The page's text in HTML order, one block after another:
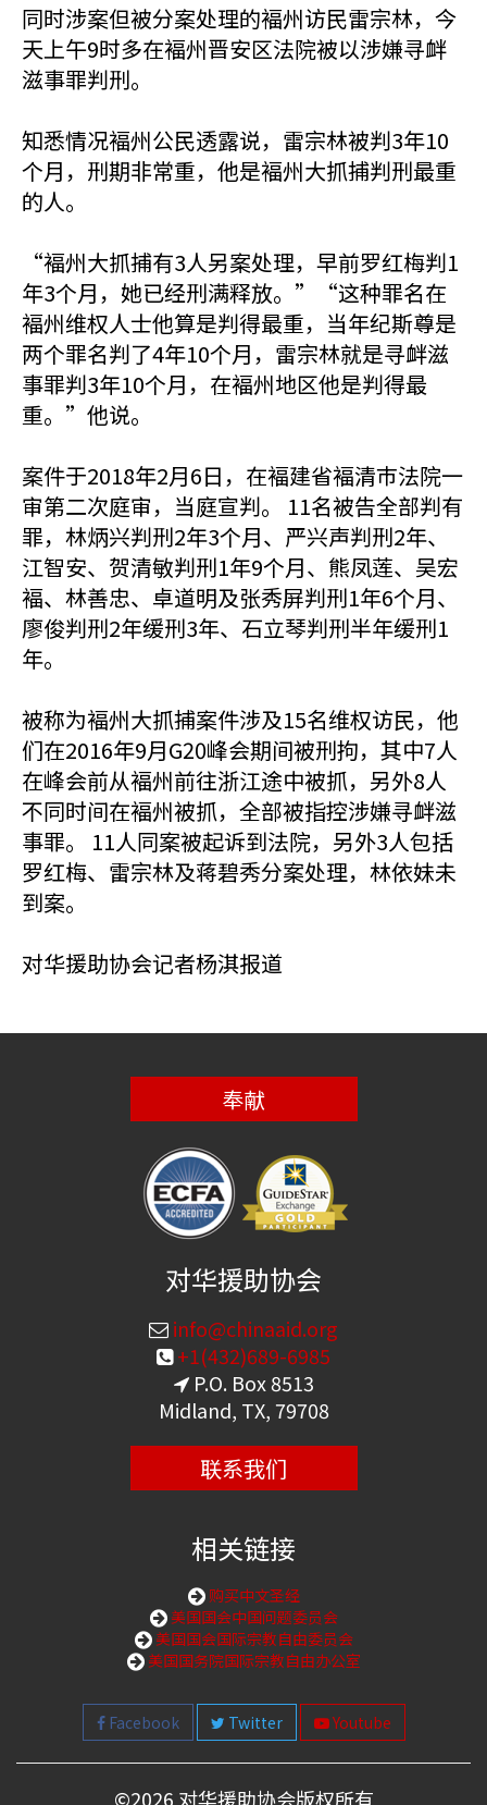
同时涉案但被分案处理的褔州访民雷宗林，今
天上午9时多在褔州晋安区法院被以涉嫌寻衅
滋事罪判刑。
知悉情况褔州公民透露说，雷宗林被判3年10
个月，刑期非常重，他是褔州大抓捕判刑最重
的人。
“褔州大抓捕有3人另案处理，早前罗红梅判1
年3个月，她已经刑满释放。”“这种罪名在
褔州维权人士他算是判得最重，当年纪斯尊是
两个罪名判了4年10个月，雷宗林就是寻衅滋
事罪判3年10个月，在褔州地区他是判得最
重。”他说。
案件于2018年2月6日，在褔建省褔清巿法院一
审第二次庭审，当庭宣判。 11名被告全部判有
罪，林炳兴判刑2年3个月、严兴声判刑2年、
江智安、贺清敏判刑1年9个月、熊凤莲、吴宏
褔、林善忠、卓道明及张秀屏判刑1年6个月、
廖俊判刑2年缓刑3年、石立琴判刑半年缓刑1
年。
被称为褔州大抓捕案件涉及15名维权访民，他
们在2016年9月G20峰会期间被刑拘，其中7人
在峰会前从褔州前往浙江途中被抓，另外8人
不同时间在褔州被抓，全部被指控涉嫌寻衅滋
事罪。 11人同案被起诉到法院，另外3人包括
罗红梅、雷宗林及蒋碧秀分案处理，林依妹未
到案。
对华援助协会记者杨淇报道
奉献
对华援助协会
info@chinaaid.org
+1(432)689-6985
P.O. Box 8513
Midland, TX, 79708
联系我们
相关链接
购买中文圣经
美国国会中国问题委员会
美国国会国际宗教自由委员会
美国国务院国际宗教自由办公室
Facebook Twitter Youtube
©2026 对华援助协会版权所有